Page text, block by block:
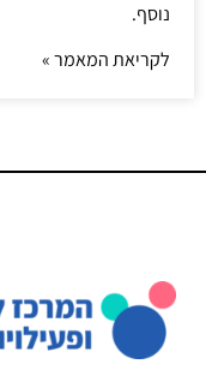
נוסף.
לקריאת המאמר »